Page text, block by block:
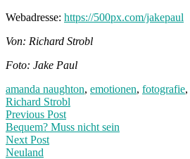
Webadresse: https://500px.com/jakepaul
Von: Richard Strobl
Foto: Jake Paul
amanda naughton, emotionen, fotografie,
Richard Strobl
Post
navigation
Previous PostPrevious
post:
Bequem? Muss nicht sein
Next Post
Neuland